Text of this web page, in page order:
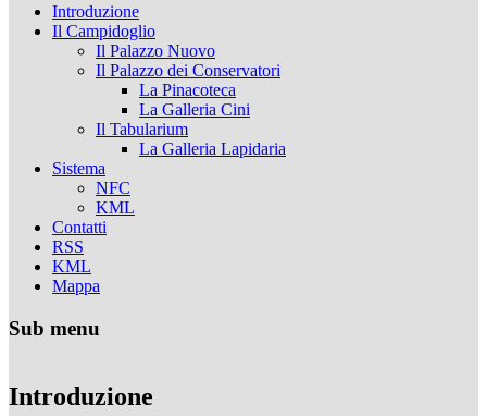
Introduzione
Il Campidoglio
Il Palazzo Nuovo
Il Palazzo dei Conservatori
La Pinacoteca
La Galleria Cini
Il Tabularium
La Galleria Lapidaria
Sistema
NFC
KML
Contatti
RSS
KML
Mappa
Sub menu
Introduzione